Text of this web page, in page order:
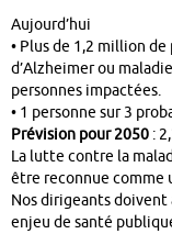
Aujourd’hui
• Plus de 1,2 million
d’Alzheimer ou
personnes impactées.
• 1 personne sur 3
Prévision pour 2050 :
La lutte contre la
être reconnue
Nos dirigeants doivent
enjeu de santé